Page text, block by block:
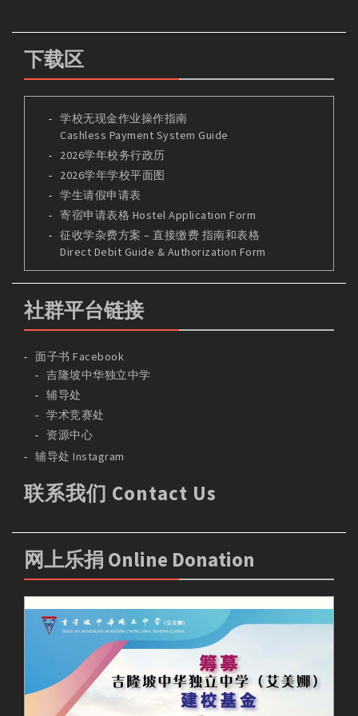
下载区
学校无现金作业操作指南
Cashless Payment System Guide
2026学年校务行政历
2026学年学校平面图
学生请假申请表
寄宿申请表格 Hostel Application Form
征收学杂费方案 – 直接缴费 指南和表格
Direct Debit Guide & Authorization Form
社群平台链接
面子书 Facebook
吉隆坡中华独立中学
辅导处
学术竞赛处
资源中心
辅导处 Instagram
联系我们 Contact Us
网上乐捐 Online Donation